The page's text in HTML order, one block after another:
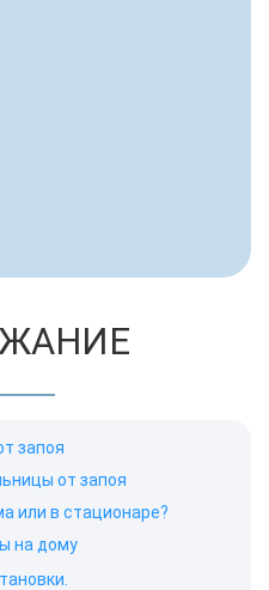
запоя
от запоя
или в стационаре?
на дому